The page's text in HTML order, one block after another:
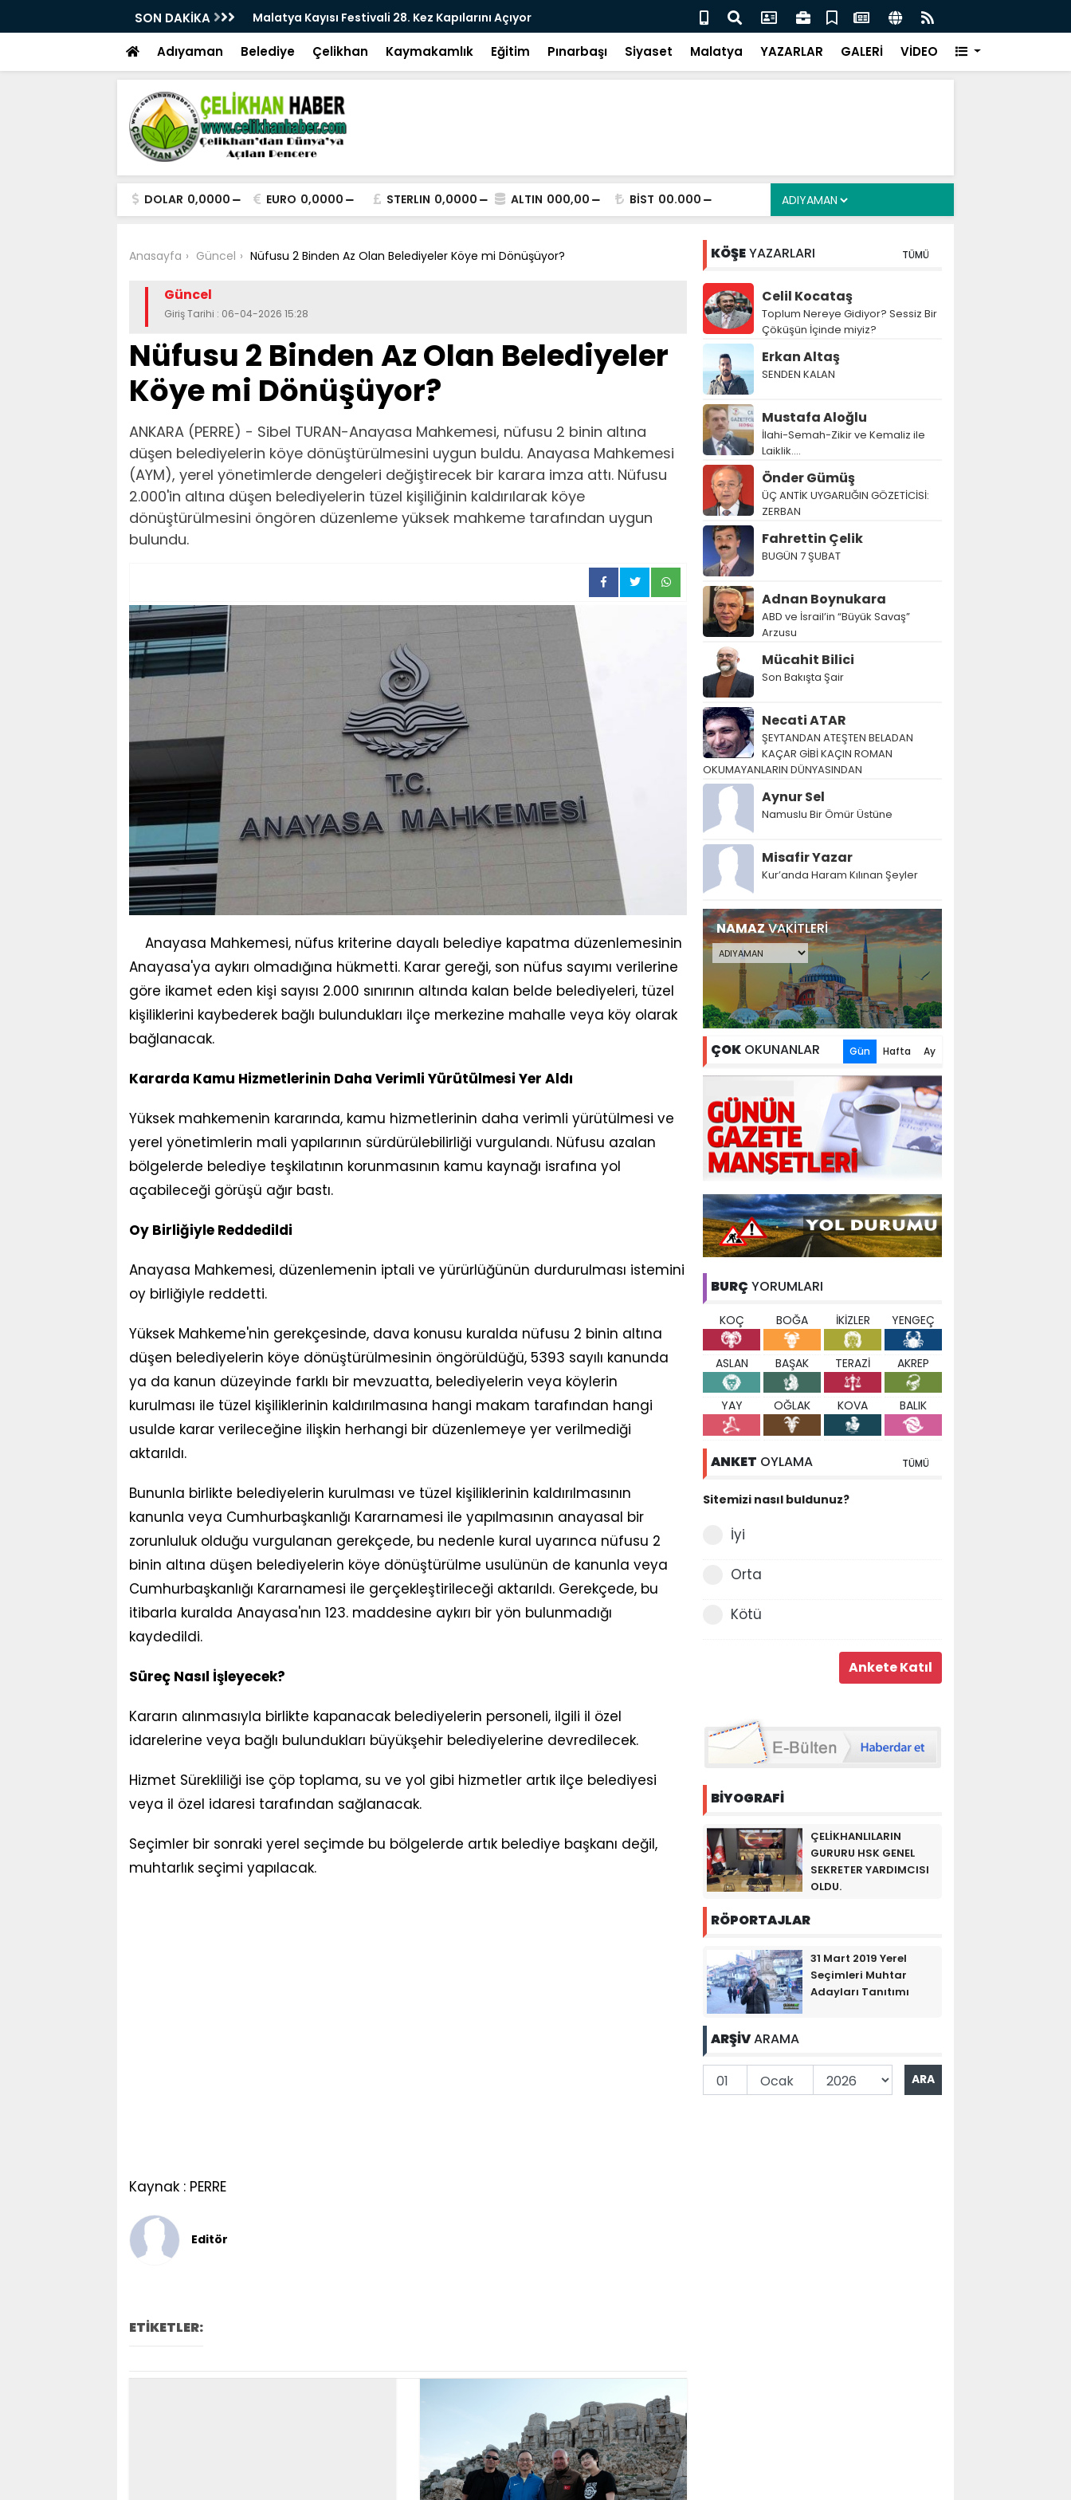
SON DAKİKA
28. Kez Kapılarını Açıyor Vesayetten Siyasete: DEM Parti’nin Tarihi Sınavı Milletvekili Alkayış, Cibuti’de diplomatik temaslarda bulundu
Adıyaman Belediye Çelikhan Kaymakamlık Eğitim Pınarbaşı Siyaset Malatya YAZARLAR GALERİ VİDEO
DOLAR 0,0000 EURO 0,0000 STERLIN 0,0000 ALTIN 000,00 BİST 00.000
Anasayfa Güncel Nüfusu 2 Binden Az Olan Belediyeler Köye mi Dönüşüyor?
Güncel
Giriş Tarihi : 06-04-2026 15:28
Nüfusu 2 Binden Az Olan Belediyeler
Köye mi Dönüşüyor?
ANKARA (PERRE) - Sibel TURAN-Anayasa Mahkemesi, nüfusu 2 binin altına
düşen belediyelerin köye dönüştürülmesini uygun buldu. Anayasa Mahkemesi
(AYM), yerel yönetimlerde dengeleri değiştirecek bir karara imza attı. Nüfusu
2.000'in altına düşen belediyelerin tüzel kişiliğinin kaldırılarak köye
dönüştürülmesini öngören düzenleme yüksek mahkeme tarafından uygun
bulundu.
Anayasa Mahkemesi, nüfus kriterine dayalı belediye kapatma düzenlemesinin
Anayasa'ya aykırı olmadığına hükmetti. Karar gereği, son nüfus sayımı verilerine
göre ikamet eden kişi sayısı 2.000 sınırının altında kalan belde belediyeleri, tüzel
kişiliklerini kaybederek bağlı bulundukları ilçe merkezine mahalle veya köy olarak
bağlanacak.
Kararda Kamu Hizmetlerinin Daha Verimli Yürütülmesi Yer Aldı
Yüksek mahkemenin kararında, kamu hizmetlerinin daha verimli yürütülmesi ve
yerel yönetimlerin mali yapılarının sürdürülebilirliği vurgulandı. Nüfusu azalan
bölgelerde belediye teşkilatının korunmasının kamu kaynağı israfına yol
açabileceği görüşü ağır bastı.
Oy Birliğiyle Reddedildi
Anayasa Mahkemesi, düzenlemenin iptali ve yürürlüğünün durdurulması istemini
oy birliğiyle reddetti.
Yüksek Mahkeme'nin gerekçesinde, dava konusu kuralda nüfusu 2 binin altına
düşen belediyelerin köye dönüştürülmesinin öngörüldüğü, 5393 sayılı kanunda
ya da kanun düzeyinde farklı bir mevzuatta, belediyelerin veya köylerin
kurulması ile tüzel kişiliklerinin kaldırılmasına hangi makam tarafından hangi
usulde karar verileceğine ilişkin herhangi bir düzenlemeye yer verilmediği
aktarıldı.
Bununla birlikte belediyelerin kurulması ve tüzel kişiliklerinin kaldırılmasının
kanunla veya Cumhurbaşkanlığı Kararnamesi ile yapılmasının anayasal bir
zorunluluk olduğu vurgulanan gerekçede, bu nedenle kural uyarınca nüfusu 2
binin altına düşen belediyelerin köye dönüştürülme usulünün de kanunla veya
Cumhurbaşkanlığı Kararnamesi ile gerçekleştirileceği aktarıldı. Gerekçede, bu
itibarla kuralda Anayasa'nın 123. maddesine aykırı bir yön bulunmadığı
kaydedildi.
Süreç Nasıl İşleyecek?
Kararın alınmasıyla birlikte kapanacak belediyelerin personeli, ilgili il özel
idarelerine veya bağlı bulundukları büyükşehir belediyelerine devredilecek.
Hizmet Sürekliliği ise çöp toplama, su ve yol gibi hizmetler artık ilçe belediyesi
veya il özel idaresi tarafından sağlanacak.
Seçimler bir sonraki yerel seçimde bu bölgelerde artık belediye başkanı değil,
muhtarlık seçimi yapılacak.
Kaynak : PERRE
Editör
ETİKETLER:
KÖŞEYAZARLARI TÜMÜ
Celil Kocataş
Toplum Nereye Gidiyor? Sessiz Bir
Çöküşün İçinde miyiz?
Erkan Altaş
SENDEN KALAN
Mustafa Aloğlu
İlahi-Semah-Zikir ve Kemaliz ile
Laiklik….
Önder Gümüş
ÜÇ ANTİK UYGARLIĞIN GÖZETİCİSİ:
ZERBAN
Fahrettin Çelik
BUGÜN 7 ŞUBAT
Adnan Boynukara
ABD ve İsrail’in “Büyük Savaş”
Arzusu
Mücahit Bilici
Son Bakışta Şair
Necati ATAR
ŞEYTANDAN ATEŞTEN BELADAN
KAÇAR GİBİ KAÇIN ROMAN
OKUMAYANLARIN DÜNYASINDAN
Aynur Sel
Namuslu Bir Ömür Üstüne
Misafir Yazar
Kur’anda Haram Kılınan Şeyler
NAMAZVAKİTLERİ
ÇOK OKUNANLAR Gün Hafta Ay
BURÇ YORUMLARI
KOÇ BOĞA İKİZLER YENGEÇ
ASLAN BAŞAK TERAZİ AKREP
YAY OĞLAK KOVA BALIK
ANKET OYLAMA TÜMÜ
Sitemizi nasıl buldunuz?
İyi
Orta
Kötü
BİYOGRAFİ
ÇELİKHANLILARIN
GURURU HSK GENEL
SEKRETER YARDIMCISI
OLDU.
RÖPORTAJLAR
31 Mart 2019 Yerel
Seçimleri Muhtar
Adayları Tanıtımı
ARŞİVARAMA